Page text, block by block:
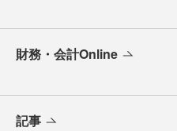
財務・会計Online
記事